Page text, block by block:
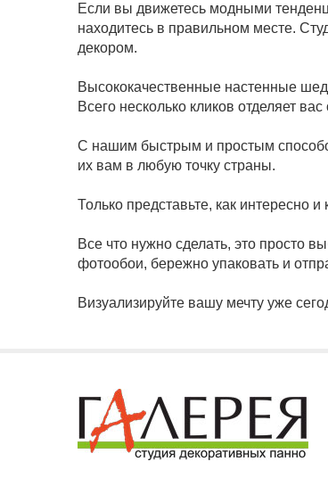
Если вы движетесь модными
находитесь в правильном месте.
декором.
Высококачественные настенные
Всего несколько кликов отделяет
С нашим быстрым и простым
их вам в любую точку страны.
Только представьте, как интересно
Все что нужно сделать, это просто
фотообои, бережно упаковать и
Визуализируйте вашу мечту уже